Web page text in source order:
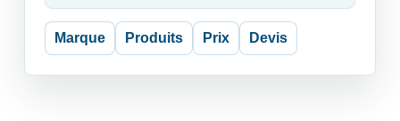
Marque Produits Prix Devis